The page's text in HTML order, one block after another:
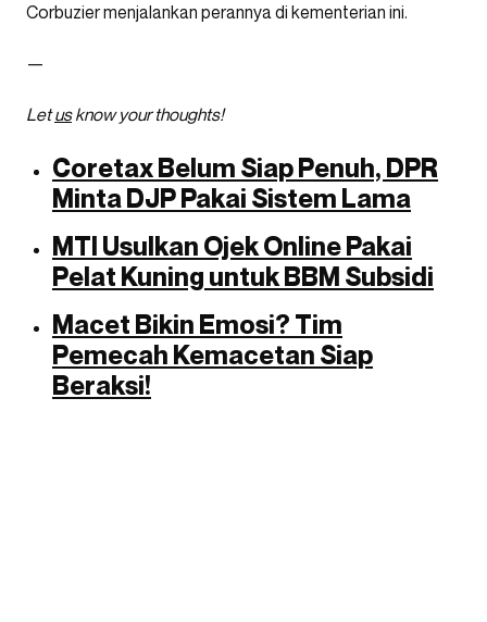
Corbuzier menjalankan perannya di kementerian ini.
—
Letusknow your thoughts!
Coretax Belum Siap Penuh, DPR
Minta DJP Pakai Sistem Lama
MTI Usulkan Ojek Online Pakai
Pelat Kuning untuk BBM Subsidi
Macet Bikin Emosi? Tim
Pemecah Kemacetan Siap
Beraksi!